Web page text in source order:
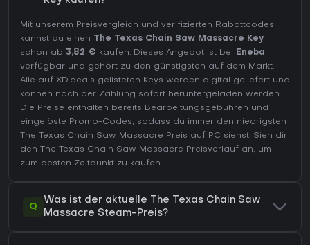
Mit unserem Preisvergleich und verifizierten Rabattcodes
kannst du einen
The Texas Chain Saw Massacre Key
schon ab 3,82 € kaufen. Dieses Angebot ist bei Eneba
verfügbar und gehört zu den günstigsten auf dem Markt.
Alle auf XD.deals gelisteten Keys werden digital geliefert und
können nach der Zahlung sofort heruntergeladen werden.
Die Preise enthalten bereits Bearbeitungsgebühren und
eingelöste Promo-Codes, sodass du immer den niedrigsten
The Texas Chain Saw Massacre Preis auf PC siehst. Sieh dir
den
The Texas Chain Saw Massacre Preisverlauf an, um
zum besten Zeitpunkt zu kaufen.
Q
Was ist der aktuelle The Texas Chain Saw
Massacre Steam-Preis?